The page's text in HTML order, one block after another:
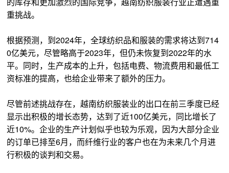
重挑战。
根据预测，到2024年，全球纺织品和服装的需求将达到714
0亿美元，尽管略高于2023年，但仍未恢复到2022年的水
平。同时，生产成本的上升，包括电费、物流费用和最低工
资标准的提高，也给企业带来了额外的压力。
尽管前述挑战存在，越南纺织服装业的出口在前三季度已经
显示出积极的增长态势，达到了近100亿美元，同比增长了
近10%。企业的生产计划似乎也较为乐观，因为大部分企业
的订单已排至6月，而纤维行业的客户也在为未来几个月进
行积极的谈判和交易。